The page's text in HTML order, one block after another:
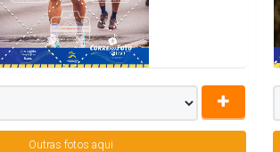
Outras fotos aqui